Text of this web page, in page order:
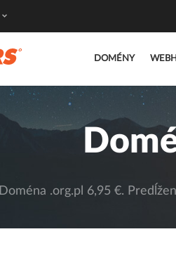
DOMÉNY
Doména .org.pl 6,95 €.